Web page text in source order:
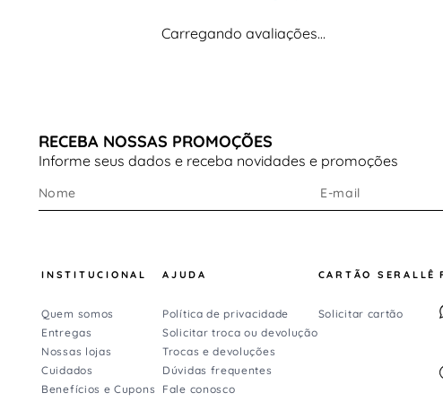
Conforto e ajuste
Ajuste firme que proporciona sensação de
Conforto térmico auxiliado pela tecnologia de
Design e estilo
Visual esportivo e versátil
Silhueta valorizada pela modelagem ajustada
Carregando avaliações…
RECEBA NOSSAS PROMOÇÕES
Informe seus dados e receba novidades e promoções
INSTITUCIONAL
Quem somos
Entregas
Nossas lojas
Cuidados
Benefícios e Cupons
AJUDA
Política de privacidade
Solicitar troca ou devolução
Trocas e devoluções
Dúvidas frequentes
Fale conosco
CARTÃO SERALLÊ
Solicitar cartão